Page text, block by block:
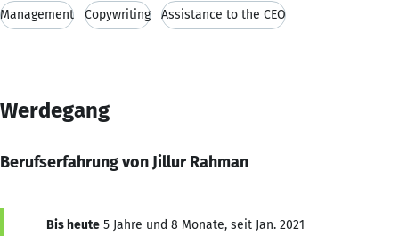
Management Copywriting Assistance to the CEO
Werdegang
Berufserfahrung von Jillur Rahman
Bis heute 5 Jahre und 8 Monate, seit Jan. 2021